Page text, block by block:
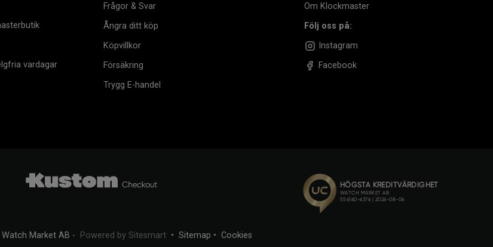
vardagar
Frågor & Svar
Ångra ditt köp
Köpvillkor
Försäkring
Trygg E-handel
Om Klockmaster
Följ oss på:
Instagram
Facebook
Market AB - Powered by Sitesmart• Sitemap • Cookies